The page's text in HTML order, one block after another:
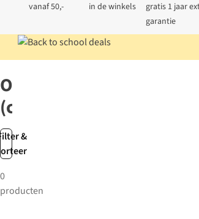
vanaf 50,-
in de winkels
gratis 1 jaar
garantie
&
Outdoor
(craenen)
0
producten